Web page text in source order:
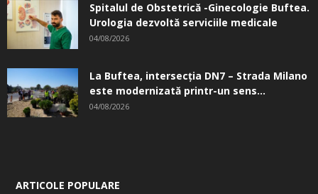
Spitalul de Obstetrică -Ginecologie Buftea.
Urologia dezvoltă serviciile medicale
04/08/2026
La Buftea, intersecţia DN7 – Strada Milano
este modernizată printr-un sens...
04/08/2026
ARTICOLE POPULARE